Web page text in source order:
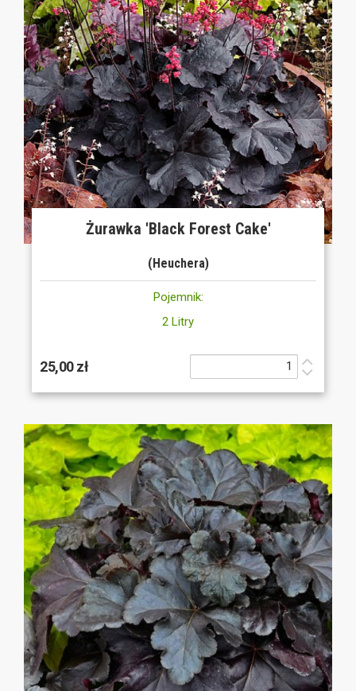
Żurawka 'Black Forest Cake'
(Heuchera)
Pojemnik:
2 Litry
25,00 zł